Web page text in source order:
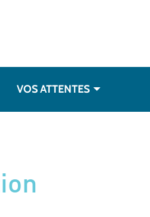
VOS ATTENTES